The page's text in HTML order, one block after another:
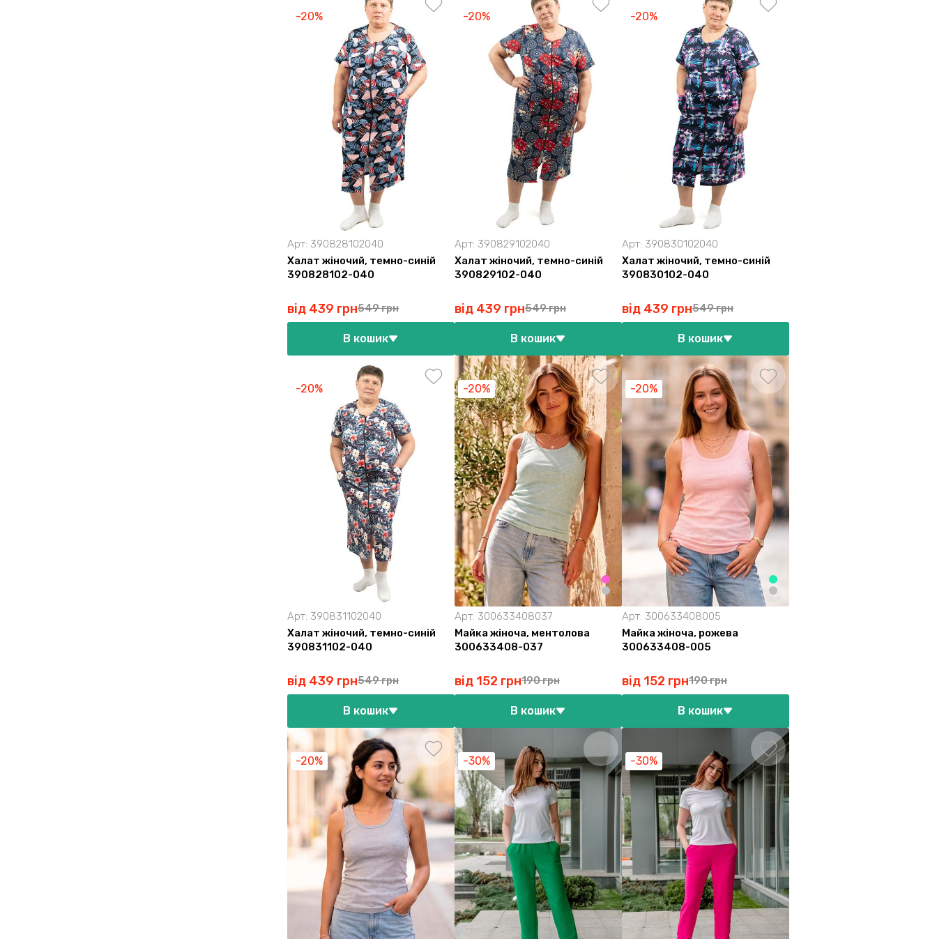
-20%
Арт: 390828102040
Халат жіночий, темно-синій
390828102-040
від 439 грн549 грн
В кошик
-20%
Арт: 390829102040
Халат жіночий, темно-синій
390829102-040
від 439 грн549 грн
В кошик
-20%
Арт: 390830102040
Халат жіночий, темно-синій
390830102-040
від 439 грн549 грн
В кошик
-20%
Арт: 390831102040
Халат жіночий, темно-синій
390831102-040
від 439 грн549 грн
В кошик
-20%
Арт: 300633408037
Майка жіноча, ментолова
300633408-037
від 152 грн190 грн
В кошик
-20%
Арт: 300633408005
Майка жіноча, рожева
300633408-005
від 152 грн190 грн
В кошик
-20% -30% -30%